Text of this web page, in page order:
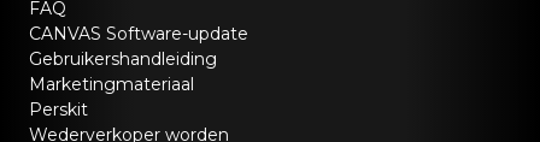
FAQ
CANVAS Software-update
Gebruikershandleiding
Marketingmateriaal
Perskit
Wederverkoper worden